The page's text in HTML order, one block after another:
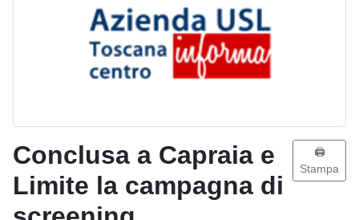
Conclusa a Capraia e
Limite la campagna di
🖨️
Stampa